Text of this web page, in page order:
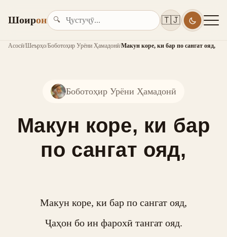
Шоирон 🔍 🇹🇯
Асосӣ/Шеърҳо/Боботоҳир Урёни Ҳамадонӣ/Макун коре, ки бар по сангат ояд,
Боботоҳир Урёни Ҳамадонӣ
Макун коре, ки бар
по сангат ояд,
Макун коре, ки бар по сангат ояд,
Ҷаҳон бо ин фарохӣ тангат ояд.